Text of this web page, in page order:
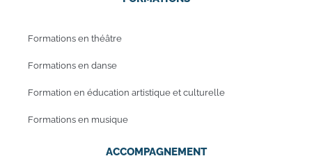
Formations en théâtre
Formations en danse
Formation en éducation artistique et culturelle
Formations en musique
ACCOMPAGNEMENT